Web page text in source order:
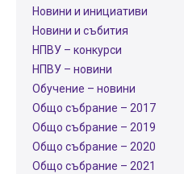
Новини и инициативи
Новини и събития
НПВУ – конкурси
НПВУ – новини
Обучение – новини
Общо събрание – 2017
Общо събрание – 2019
Общо събрание – 2020
Общо събрание – 2021